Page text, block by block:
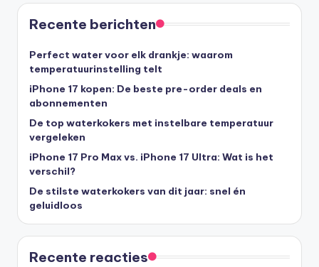
Recente berichten
Perfect water voor elk drankje: waarom
temperatuurinstelling telt
iPhone 17 kopen: De beste pre-order deals en
abonnementen
De top waterkokers met instelbare temperatuur
vergeleken
iPhone 17 Pro Max vs. iPhone 17 Ultra: Wat is het
verschil?
De stilste waterkokers van dit jaar: snel én
geluidloos
Recente reacties